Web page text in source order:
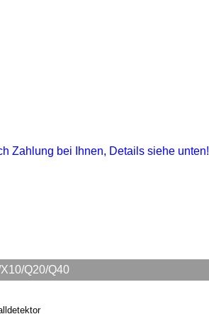
Zahlung bei Ihnen, Details siehe unten!
Q20/Q40